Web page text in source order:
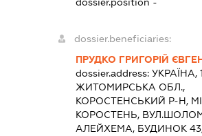
dossier.position -
dossier.beneficiaries:
ПРУДКО ГРИГОРІЙ
dossier.address:УКРАЇНА,
ЖИТОМИРСЬКА ОБЛ.,
КОРОСТЕНСЬКИЙ Р-Н,
КОРОСТЕНЬ,
АЛЕЙХЕМА, БУДИНОК